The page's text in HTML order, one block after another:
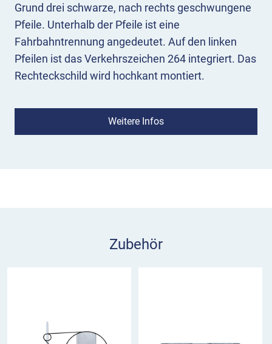
Grund drei schwarze, nach rechts geschwungene
Pfeile. Unterhalb der Pfeile ist eine
Fahrbahntrennung angedeutet. Auf den linken
Pfeilen ist das Verkehrszeichen 264 integriert. Das
Rechteckschild wird hochkant montiert.
Verkehrsteilnehmer darauf vor, dass die beiden
Fahrstreifen demnächst nach rechts übergeleitet
Fahrstreifen sind aufgrund der Enge nur für
Weitere Infos
Zubehör